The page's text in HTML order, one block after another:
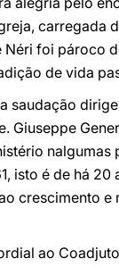
carregada
foi pároco
de vida
saudação
Giuseppe
nalgumas
isto é de há 20
crescimento e
ao